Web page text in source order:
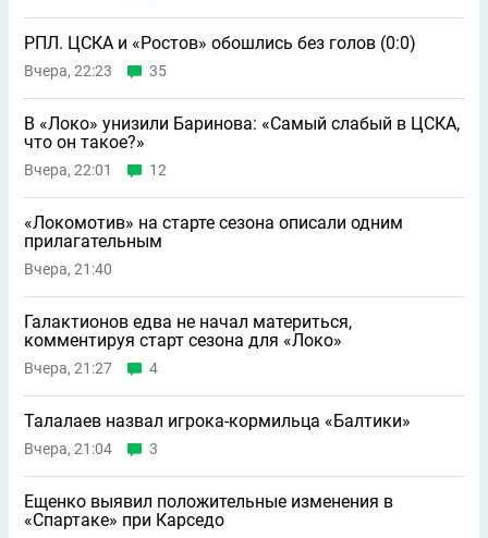
РПЛ. ЦСКА и «Ростов» обошлись без голов (0:0)
Вчера, 22:23 35
В «Локо» унизили Баринова: «Самый слабый в ЦСКА,
что он такое?»
Вчера, 22:01 12
«Локомотив» на старте сезона описали одним
прилагательным
Вчера, 21:40
Галактионов едва не начал материться,
комментируя старт сезона для «Локо»
Вчера, 21:27 4
Талалаев назвал игрока-кормильца «Балтики»
Вчера, 21:04 3
Ещенко выявил положительные изменения в
«Спартаке» при Карседо